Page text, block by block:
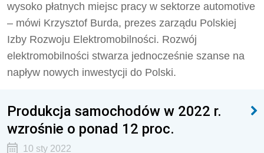
wysoko płatnych miejsc pracy w sektorze automotive
– mówi Krzysztof Burda, prezes zarządu Polskiej
Izby Rozwoju Elektromobilności. Rozwój
elektromobilności stwarza jednocześnie szanse na
napływ nowych inwestycji do Polski.
Produkcja samochodów w 2022 r.
wzrośnie o ponad 12 proc.
10 sty 2022